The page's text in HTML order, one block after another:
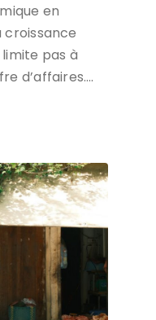
en
pas à
d’affaires….